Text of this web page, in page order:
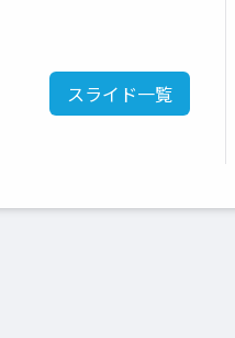
スライド一覧